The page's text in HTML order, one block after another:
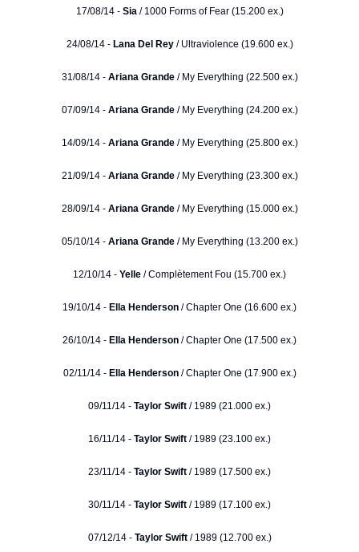
17/08/14 - Sia / 1000 Forms of Fear (15.200 ex.)
24/08/14 -Lana Del Rey/ Ultraviolence (19.600 ex.)
31/08/14 - Ariana Grande/ My Everything (22.500 ex.)
07/09/14 - Ariana Grande/ My Everything (24.200 ex.)
14/09/14 - Ariana Grande/ My Everything (25.800 ex.)
21/09/14 - Ariana Grande/ My Everything (23.300 ex.)
28/09/14 - Ariana Grande/ My Everything (15.000 ex.)
05/10/14 -Ariana Grande/ My Everything (13.200 ex.)
12/10/14 - Yelle / Complètement Fou (15.700 ex.)
19/10/14 - Ella Henderson / Chapter One (16.600 ex.)
26/10/14 - Ella Henderson / Chapter One (17.500 ex.)
02/11/14 - Ella Henderson/ Chapter One (17.900 ex.)
09/11/14 - Taylor Swift / 1989 (21.000 ex.)
16/11/14 - Taylor Swift / 1989 (23.100 ex.)
23/11/14 - Taylor Swift / 1989 (17.500 ex.)
30/11/14 - Taylor Swift / 1989 (17.100 ex.)
07/12/14 - Taylor Swift/ 1989 (12.700 ex.)